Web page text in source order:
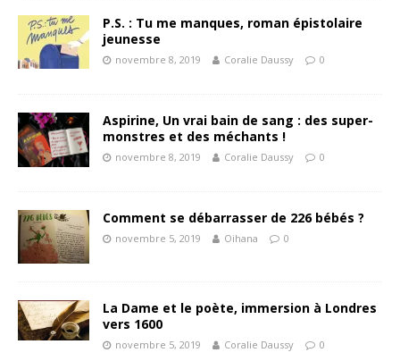
P.S. : Tu me manques, roman épistolaire
jeunesse
novembre 8, 2019 Coralie Daussy 0
Aspirine, Un vrai bain de sang : des super-
monstres et des méchants !
novembre 8, 2019 Coralie Daussy 0
Comment se débarrasser de 226 bébés ?
novembre 5, 2019 Oihana 0
La Dame et le poète, immersion à Londres
vers 1600
novembre 5, 2019 Coralie Daussy 0